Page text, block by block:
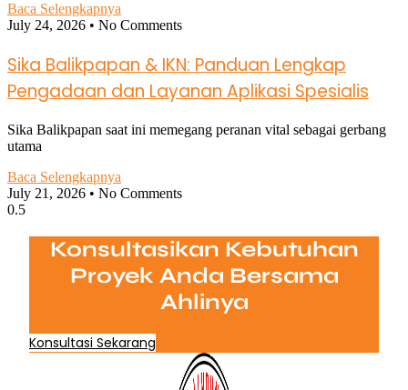
Baca Selengkapnya
July 24, 2026
No Comments
Sika Balikpapan & IKN: Panduan Lengkap
Pengadaan dan Layanan Aplikasi Spesialis
Sika Balikpapan saat ini memegang peranan vital sebagai gerbang
utama
Baca Selengkapnya
July 21, 2026
No Comments
Konsultasikan Kebutuhan
Proyek Anda Bersama
Ahlinya
Konsultasi Sekarang